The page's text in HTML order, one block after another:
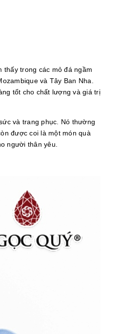
trong các mỏ đá ngầm
và Tây Ban Nha.
tốt cho chất lượng và giá trị
và trang phục. Nó thường
được coi là một món quà
người thân yêu.